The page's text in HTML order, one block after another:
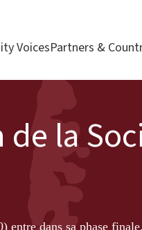
VoicesPartners &
la
) entre dans sa phase